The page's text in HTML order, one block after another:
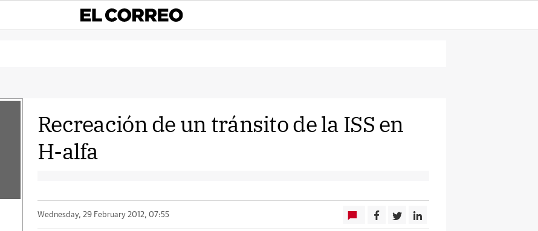
Recreación de un tránsito de la ISS en
H-alfa
Wednesday, 29 February 2012, 07:55